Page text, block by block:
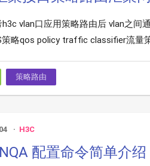
vlan口应用策略路由后 vlan之间
策略qos policy traffic classifier流量
策略路由
H3C
配置命令简单介绍